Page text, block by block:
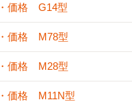
価格 G14型
価格 M78型
価格 M28型
価格 M11N型